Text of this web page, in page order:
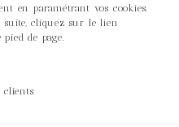
en paramétrant vos cookies.
suite, cliquez sur le lien
pied de page.
clients comes from